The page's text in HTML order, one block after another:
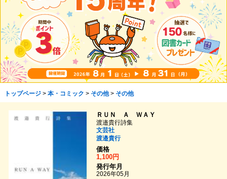
トップページ> 本・コミック > その他> その他
ＲＵＮ Ａ ＷＡＹ
渡邉貴行詩集
文芸社
渡邉貴行
価格
1,100円
発行年月
2026年05月